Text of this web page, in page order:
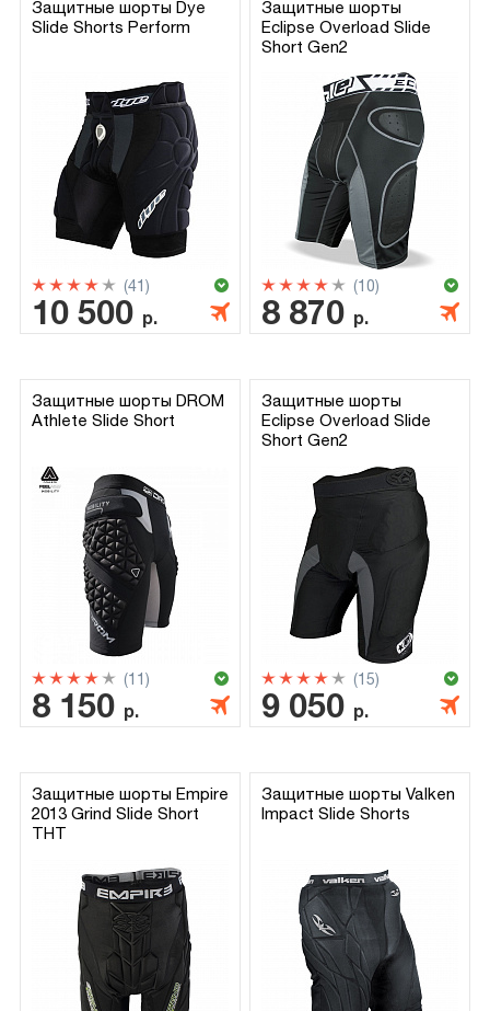
Защитные шорты Dye
Slide Shorts Perform
(41)
10 500 р.
Защитные шорты
Eclipse Overload Slide
Short Gen2
(10)
8 870 р.
Защитные шорты DROM
Athlete Slide Short
(11)
8 150 р.
Защитные шорты
Eclipse Overload Slide
Short Gen2
(15)
9 050 р.
Защитные шорты Empire
2013 Grind Slide Short
THT
Защитные шорты Valken
Impact Slide Shorts